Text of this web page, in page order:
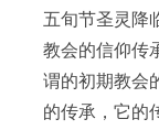
五旬节圣灵降
教会的信仰传
谓的初期教会
的传承，它的